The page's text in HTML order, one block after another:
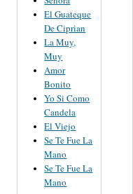
El Guateque
De Ciprian
La Muy,
Muy
Amor
Bonito
Yo Si Como
Candela
El Viejo
Se Te Fue La
Mano
Se Te Fue La
Mano